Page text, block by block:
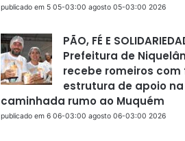
publicado em 5 05-03:00 agosto 05-03:00 2026
PÃO, FÉ E
Prefeitura de
recebe romeiros com
estrutura de apoio na
caminhada rumo ao Muquém
publicado em 6 06-03:00 agosto 06-03:00 2026